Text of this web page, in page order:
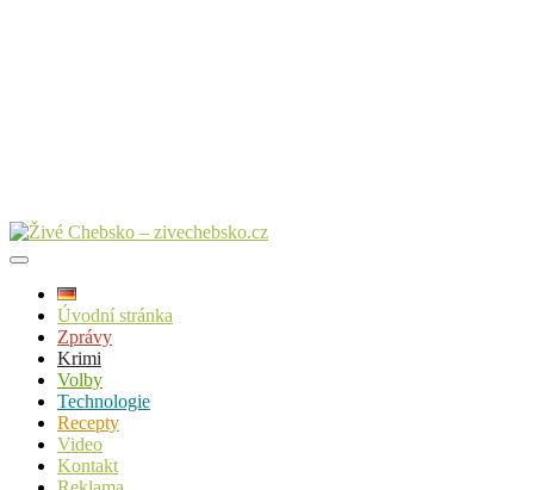
Úvodní stránka
Zprávy
Krimi
Volby
Technologie
Recepty
Video
Kontakt